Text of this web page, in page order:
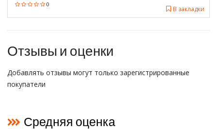
0
В закладки
Отзывы и оценки
Добавлять отзывы могут только зарегистрированные
покупатели
Средняя оценка